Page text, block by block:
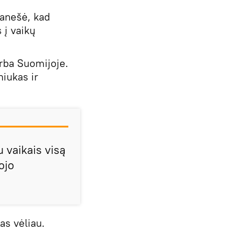
kad
į vaikų
Suomijoje.
ir
vaikais visą
vėliau.